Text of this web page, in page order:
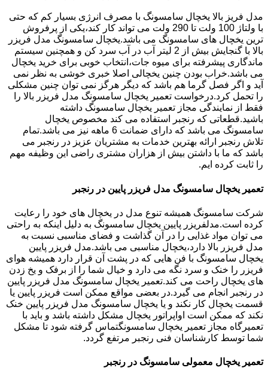
مدل فریز بالا یخچال سامسونگ با مصرف انرژی بسیار کم که حتی
با ولتاژ 100 ولت تا 290 ولت می تواند کار کند،یکی از پرفروش
ترین یخچال های سامسونگ می باشد.یخچال سامسونگ مدل فریزر
بالا با گنجایش بیش از 2 لیتر آب در آب سرد کن و همچنین سیستم
ماندگاری پیشرفته برای میوه جات،انتخاب خوبی برای خرید یخچال
می باشد.خراب بودن چنین یخچالی اصلا خبری خوشی به نظر نمی
آید و اگر فصل گرما هم باشد که دیگر هرگز نمی توان چنین مشکلی
را تحمل کرد.درخواست تعمیر یخچال سامسونگ مدل فریزر بالا را
فقط از نمایندگی مجاز تعمیر یخچال سامسونگ داشته
باشید.قطعاتی که رنجبر استفاده می کند مخصوص یخچال
سامسونگ می باشد که دارای ضمانت 6 ماهه نیز می باشد.تمام
تلاش رنجبر ارائه بهترین خدمات به مشتریان عزیز در رنجبر می
باشد که ما با داشتن بیش از هزاران مشتری راضی این وظیفه مهم
را ثابت کرده ایم.
تعمیر یخچال سامسونگ مدل فریزر پایین در رنجبر
شرکت سامسونگ همیشه تنوع مدل در یخچال های خود را رعایت
کرده است.مدلفریزر پایین یخچال سامسونگ به دلیل اینکه به راحتی
می توان مواد غذایی را در آن گذاشت و فضای مناسبی نسبت به
مدل فریزر بالا دارد،یخچال مناسبی می باشد.مدل فریزر پایین
یخچال سامسونگ با فن هایی که در پشت آن قرار دارد همیشه هوای
فریزر را خنک و سرد نگه می دارد و خیال شما را از برفک و یخ زدن
های یخچال راحت می کند.تعمیر یخچال سامسونگ مدل فریزر پایین
در رنجبر انجام می گیرد.در بعضی مواقع ممکن است فریزر پایین یا
قسمت یخچال کار نکند و یا یخچال سامسونگ مدل فریزر پایین خنک
نکند که ممکن است اواپراتور یخچال مشکل داشته باشد و باید با
تعمیرگاه مجاز تعمیر یخچال سامسونگتماس گرفته شود تا مشکل
شما توسط کارشناسان فنی رنجبر مرتفع گردد.
تعمیر یخچال معمولی سامسونگ در رنجبر